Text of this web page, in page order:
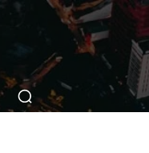
Matérias Nos